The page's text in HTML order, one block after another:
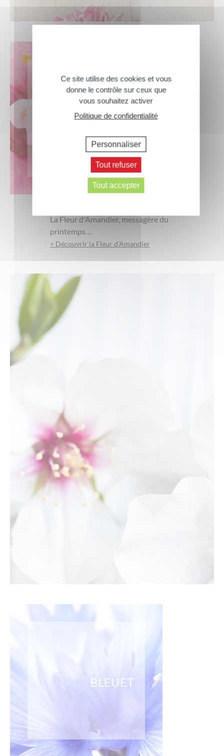
FLEUR D’AMANDIER
La Fleur d'Amandier, messagère du
printemps…
> Découvrir la Fleur d'Amandier
BLEUET
Ce site utilise des cookies et vous
donne le contrôle sur ceux que
vous souhaitez activer
Politique de confidentialité
Personnaliser
Tout refuser
Tout accepter